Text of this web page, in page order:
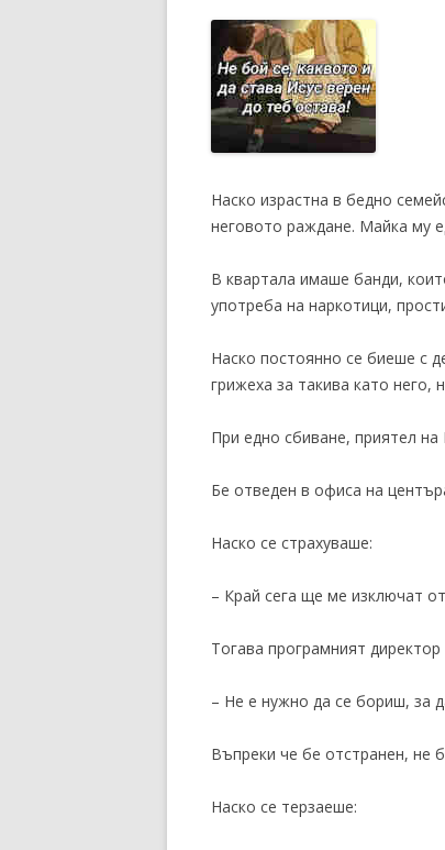
Наско израстна в бедно
неговото раждане. Майка му
В квартала имаше банди,
употреба на наркотици,
Наско постоянно се биеше с
грижеха за такива като него,
При едно сбиване, приятел на
Бе отведен в офиса на
Наско се страхуваше:
– Край сега ще ме изключат
Тогава програмният
– Не е нужно да се бориш, за
Въпреки че бе отстранен, не
Наско се терзаеше: